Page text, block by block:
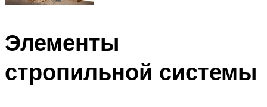
Элементы
стропильной системы